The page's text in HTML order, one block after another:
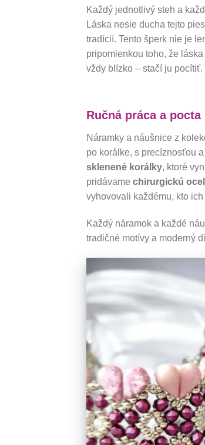
Každý jednotlivý steh a
Láska nesie ducha tejto
tradícií. Tento šperk nie je
pripomienkou toho, že
vždy blízko – stačí ju pocítiť.
Ručná práca a
Náramky a náušnice z
po korálke, s precíznosťou
sklenené korálky, ktoré
pridávame chirurgickú
vyhovovali každému, kto ich
Každý náramok a každé
tradičné motívy a moderný